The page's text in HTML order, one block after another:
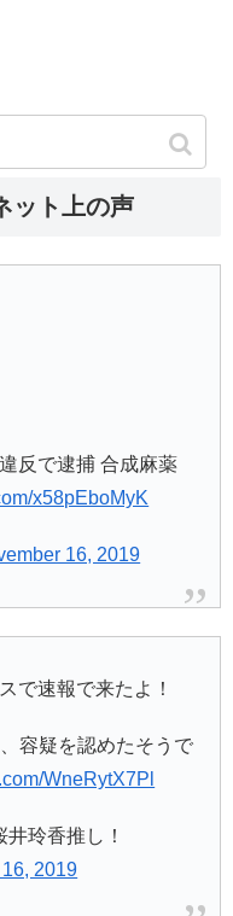
ット上の声
反で逮捕 合成麻薬
x58pEboMyK
16, 2019
で速報で来たよ！
容疑を認めたそうで
WneRytX7Pl
玲香推し！
2019